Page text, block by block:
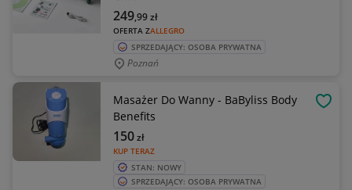
OFERTA ZALLEGRO
249,99zł
SPRZEDAJĄCY: OSOBA PRYWATNA
Poznań
Masażer Do Wanny - BaByliss Body
Benefits
KUP TERAZ
150zł
STAN: NOWY
SPRZEDAJĄCY: OSOBA PRYWATNA